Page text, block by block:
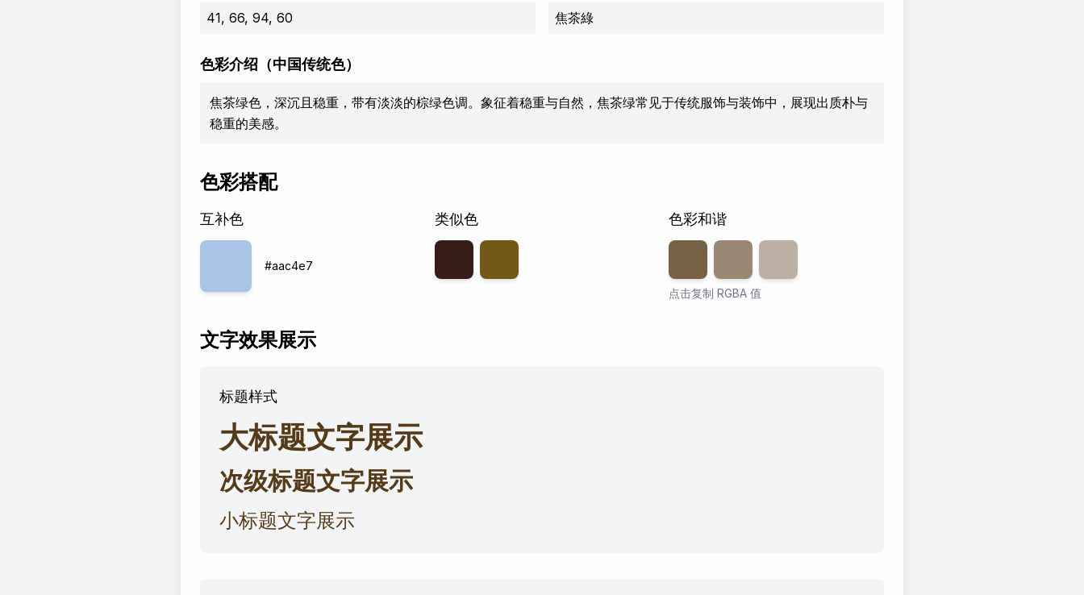
41, 66, 94, 60 焦茶綠
色彩介绍 （中国传统色）
焦茶绿色，深沉且稳重，带有淡淡的棕绿色调。象征着稳重与自然，焦茶绿常见于传统服饰与装饰中，展现出质朴与
稳重的美感。
色彩搭配
互补色
#aac4e7
类似色 色彩和谐
透明度 80
透明度 60
透明度
点击复制 RGBA 值
文字效果展示
标题样式
大标题文字展示
次级标题文字展示
小标题文字展示